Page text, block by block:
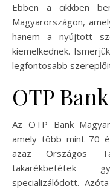
Ebben a cikkben
Magyarországon,
hanem a nyújtott
kiemelkednek.
legfontosabb
OTP Bank
Az OTP Bank
amely több mint 70
azaz Országos
takarékbetétek
specializálódott.